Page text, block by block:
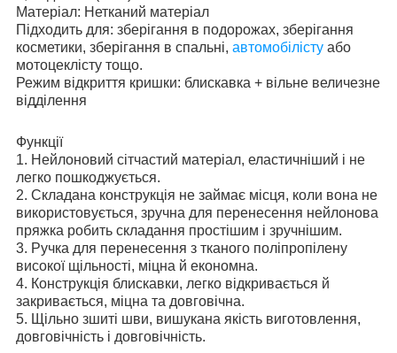
Матеріал: Нетканий матеріал
Підходить для: зберігання в подорожах, зберігання
косметики, зберігання в спальні, автомобілісту або
мотоцеклісту тощо.
Режим відкриття кришки: блискавка + вільне величезне
відділення
Функції
1. Нейлоновий сітчастий матеріал, еластичніший і не
легко пошкоджується.
2. Складана конструкція не займає місця, коли вона не
використовується, зручна для перенесення нейлонова
пряжка робить складання простішим і зручнішим.
3. Ручка для перенесення з тканого поліпропілену
високої щільності, міцна й економна.
4. Конструкція блискавки, легко відкривається й
закривається, міцна та довговічна.
5. Щільно зшиті шви, вишукана якість виготовлення,
довговічність і довговічність.